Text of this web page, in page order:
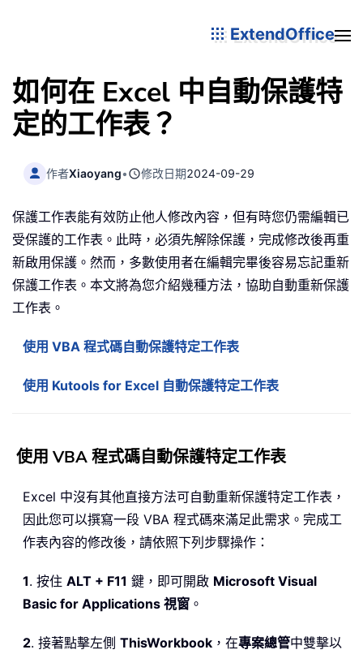
ExtendOffice
如何在 Excel 中自動保護特
定的工作表？
作者Xiaoyang• 修改日期2024-09-29
保護工作表能有效防止他人修改內容，但有時您仍需編輯已
受保護的工作表。此時，必須先解除保護，完成修改後再重
新啟用保護。然而，多數使用者在編輯完畢後容易忘記重新
保護工作表。本文將為您介紹幾種方法，協助自動重新保護
工作表。
使用 VBA 程式碼自動保護特定工作表
使用 Kutools for Excel 自動保護特定工作表
使用 VBA 程式碼自動保護特定工作表
Excel 中沒有其他直接方法可自動重新保護特定工作表，
因此您可以撰寫一段 VBA 程式碼來滿足此需求。完成工
作表內容的修改後，請依照下列步驟操作：
1. 按住 ALT + F11 鍵，即可開啟 Microsoft Visual
Basic for Applications 視窗 。
2. 接著點擊左側 ThisWorkbook ，在專案總管中雙擊以